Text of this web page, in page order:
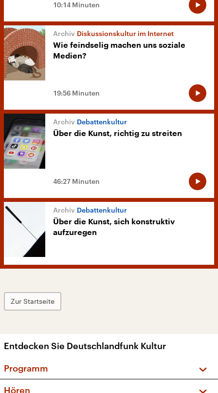
10:14 Minuten
Diskussionskultur im Internet
Wie feindselig machen uns soziale
Medien?
19:56 Minuten
Debattenkultur
Über die Kunst, richtig zu streiten
46:27 Minuten
Debattenkultur
Über die Kunst, sich konstruktiv
aufzuregen
Zur Startseite
Entdecken Sie Deutschlandfunk Kultur
Programm
Hören